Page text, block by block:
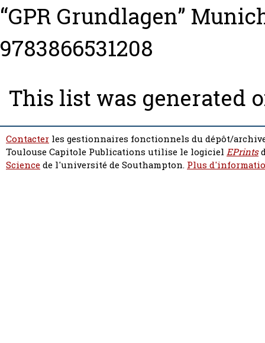
“GPR Grundlagen”
9783866531208
This list was generated
Contacter les gestionnaires fonctionnels du dépôt/
Toulouse Capitole Publications utilise le logiciel EPrints
Sciencede l'université de Southampton. Plus